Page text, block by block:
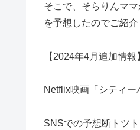
そこで、そらりんマ
を予想したのでご紹介
【2024年4月追加情報
Netflix映画「シティー
SNSでの予想断トツ